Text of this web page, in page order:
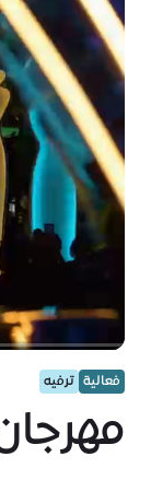
فعالية ترفيه